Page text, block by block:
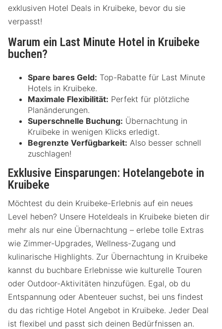
exklusiven Hotel Deals in Kruibeke, bevor du sie
verpasst!
Warum ein Last Minute Hotel in Kruibeke
buchen?
Spare bares Geld: Top-Rabatte für Last Minute
Hotels in Kruibeke.
Maximale Flexibilität: Perfekt für plötzliche
Planänderungen.
Superschnelle Buchung: Übernachtung in
Kruibeke in wenigen Klicks erledigt.
Begrenzte Verfügbarkeit: Also besser schnell
zuschlagen!
Exklusive Einsparungen: Hotelangebote in
Kruibeke
Möchtest du dein Kruibeke-Erlebnis auf ein neues
Level heben? Unsere Hoteldeals in Kruibeke bieten dir
mehr als nur eine Übernachtung – erlebe tolle Extras
wie Zimmer-Upgrades, Wellness-Zugang und
kulinarische Highlights. Zur Übernachtung in Kruibeke
kannst du buchbare Erlebnisse wie kulturelle Touren
oder Outdoor-Aktivitäten hinzufügen. Egal, ob du
Entspannung oder Abenteuer suchst, bei uns findest
du das richtige Hotel Angebot in Kruibeke. Jeder Deal
ist flexibel und passt sich deinen Bedürfnissen an.